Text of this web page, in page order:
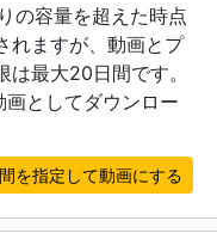
の容量を超えた時点
れますが、動画とプ
最大20日間です。
としてダウンロー
を指定して動画にする